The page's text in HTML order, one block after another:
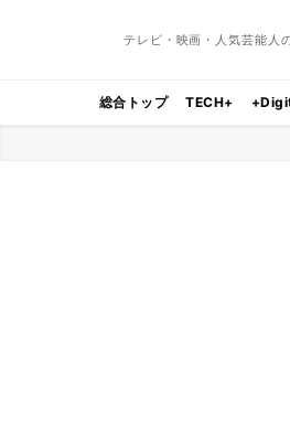
テレビ・映画・人気芸能人
総合トップ TECH+